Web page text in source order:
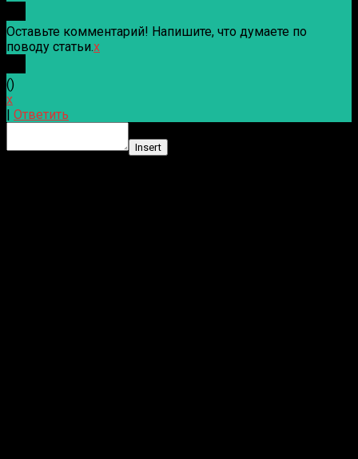
Оставьте комментарий! Напишите, что думаете по
поводу статьи.x
()
x
Ответить
Insert